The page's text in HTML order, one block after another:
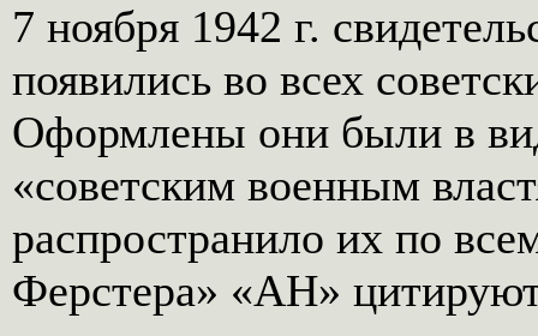
7 ноября 1942 г.
появились во всех
Оформлены они были в
«советским военным
распространило их по
Ферстера» «АН»